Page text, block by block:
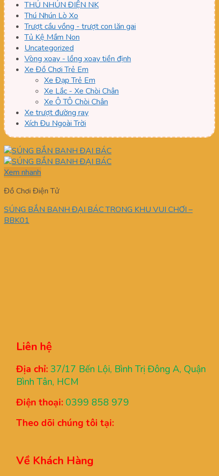
THÚ NHÚN ĐIỆN NK
Thú Nhún Lò Xo
Trượt cầu vồng - trượt con lăn gai
Tủ Kệ Mầm Non
Uncategorized
Vòng xoay - lồng xoay tiền định
Xe Đồ Chơi Trẻ Em
Xe Đạp Trẻ Em
Xe Lắc - Xe Chòi Chân
Xe Ô TÔ Chòi Chân
Xe trượt đường ray
Xích Đu Ngoài Trời
Xem nhanh
Đồ Chơi Điện Tử
SÚNG BẮN BANH ĐẠI BÁC TRONG KHU VUI CHƠI –
BBK01
Liên hệ
Địa chỉ: 37/17 Bến Lội, Bình Trị Đông A, Quận
Bình Tân, HCM
Điện thoại: 0399 858 979
Theo dõi chúng tôi tại:
Về Khách Hàng